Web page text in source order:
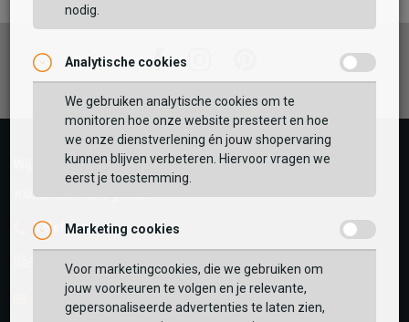
GEBRUIK MIJN LOCATIE
Zoek op postcode of gebruik jouw locatie om de
voorraad in een van onze winkels te bekijken.
BEKIJK WINKELTAS
VERDER WINKELEN
Vaak samen gekocht metFacebook
Wij helpen je graag!
Klantenservice is gesloten
Telefoon
0545-280081
E-mail Antwoord binnen 24 uur
nodig.
Analytische cookies
We gebruiken analytische cookies om te
monitoren hoe onze website presteert en hoe
we onze dienstverlening én jouw shopervaring
kunnen blijven verbeteren. Hiervoor vragen we
eerst je toestemming.
Marketing cookies
Voor marketingcookies, die we gebruiken om
jouw voorkeuren te volgen en je relevante,
gepersonaliseerde advertenties te laten zien,